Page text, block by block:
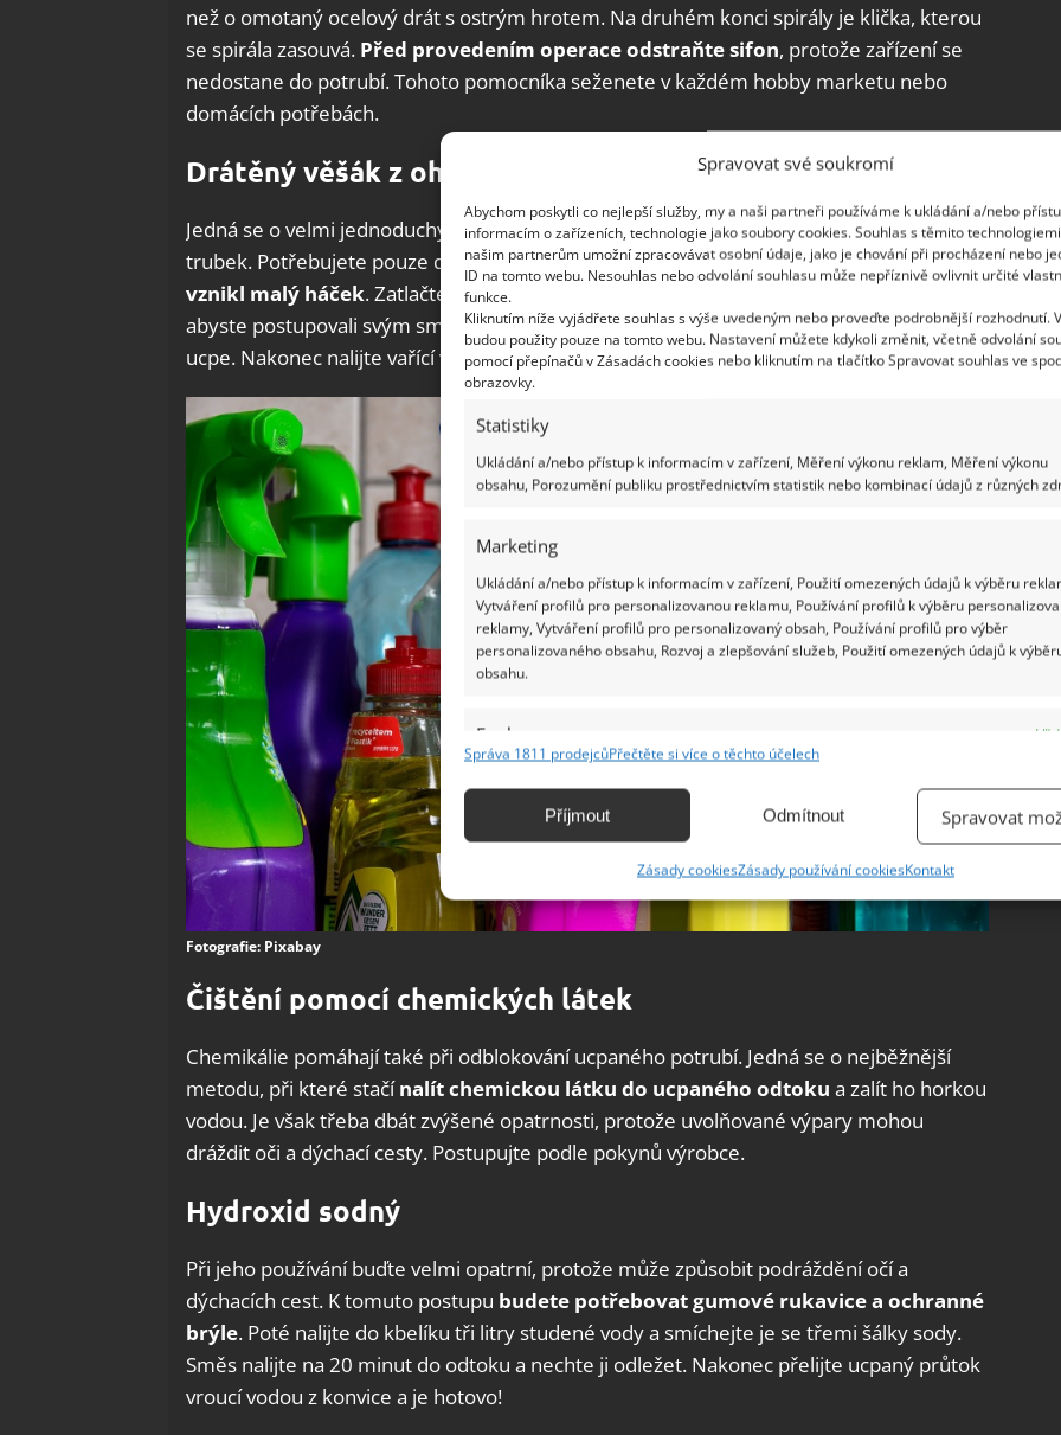
Spravovat své soukromí
Abychom poskytli co nejlepší služby, my a naši partneři používáme k ukládání a/nebo
informacím o zařízeních, technologie jako soubory cookies. Souhlas s těmito
našim partnerům umožní zpracovávat osobní údaje, jako je chování při procházení nebo
ID na tomto webu. Nesouhlas nebo odvolání souhlasu může nepříznivě ovlivnit určité
funkce.
Kliknutím níže vyjádřete souhlas s výše uvedeným nebo proveďte podrobnější rozhodnutí.
budou použity pouze na tomto webu. Nastavení můžete kdykoli změnit, včetně odvolání
pomocí přepínačů v Zásadách cookies nebo kliknutím na tlačítko Spravovat souhlas ve
obrazovky.
Statistiky
Ukládání a/nebo přístup k informacím v zařízení, Měření výkonu reklam, Měření výkonu
obsahu, Porozumění publiku prostřednictvím statistik nebo kombinací údajů z různých
Marketing
Ukládání a/nebo přístup k informacím v zařízení, Použití omezených údajů k výběru
Vytváření profilů pro personalizovanou reklamu, Používání profilů k výběru
reklamy, Vytváření profilů pro personalizovaný obsah, Používání profilů pro výběr
personalizovaného obsahu, Rozvoj a zlepšování služeb, Použití omezených údajů k
obsahu.
Funkce
Identifikace zařízení na základě automaticky přenášených informací.
základě aktivně vyžádaných informací.
Ukládání a sdělování voleb ochrany osobních údajů.
Správa 1811 prodejcůPřečtěte si více o těchto účelech
Příjmout Odmítnout Spravovat
Zásady cookiesZásady používání cookiesKontakt
než o omotaný ocelový drát s ostrým hrotem. Na druhém konci spirály je klička, kterou
se spirála zasouvá. Před provedením operace odstraňte sifon, protože zařízení se
nedostane do potrubí. Tohoto pomocníka seženete v každém hobby marketu nebo
domácích potřebách.
Drátěný věšák z ohýbaného drátu
Jedná se o velmi jednoduchý patent, který je ideální pro vytahování vlasů z ucpaných
trubek. Potřebujete pouze drátěný věšák na oblečení, jehožkonec ohnete tak, aby
vznikl malý háček. Zatlačte do víka a vytáhněte co nejvíce odpadu. Dbejte však na to,
abyste postupovali svým směrem: zatlačením ucpávky hluboko dolů se potrubí opět
ucpe. Nakonec nalijte vařící vodu do odtoku a je hotovo!
Fotografie: Pixabay
Čištění pomocí chemických látek
Chemikálie pomáhají také při odblokování ucpaného potrubí. Jedná se o nejběžnější
metodu, při které stačínalít chemickou látku do ucpaného odtoku a zalít ho horkou
vodou. Je však třeba dbát zvýšené opatrnosti, protože uvolňované výpary mohou
dráždit oči a dýchací cesty. Postupujte podle pokynů výrobce.
Hydroxid sodný
Při jeho používání buďte velmi opatrní, protože může způsobit podráždění očí a
dýchacích cest. K tomuto postupu budete potřebovat gumové rukavice a ochranné
brýle. Poté nalijte do kbelíku tři litry studené vody a smíchejte je se třemi šálky sody.
Směs nalijte na 20 minut do odtoku a nechte ji odležet. Nakonec přelijte ucpaný průtok
vroucí vodou z konvice a je hotovo!